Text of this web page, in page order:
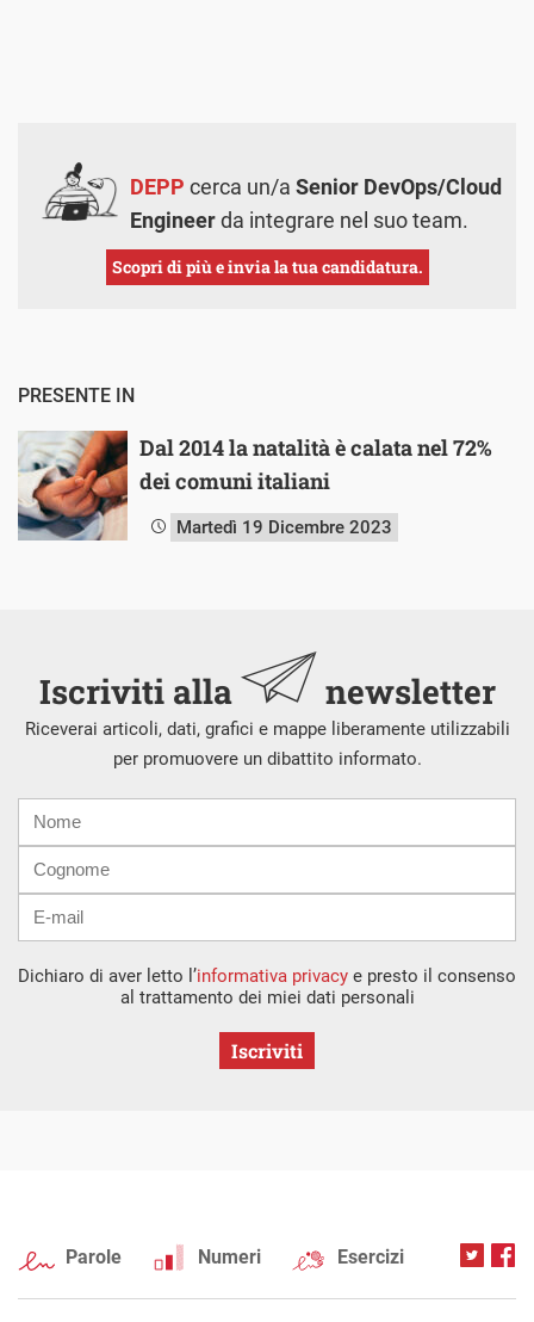
DEPP cerca un/a Senior DevOps/Cloud
Engineerda integrare nel suo team.
Scopri di più e invia la tua candidatura.
PRESENTE IN
Dal 2014 la natalità è calata nel 72%
dei comuni italiani
Martedì 19 Dicembre 2023
Iscriviti alla newsletter
Riceverai articoli, dati, grafici e mappe liberamente utilizzabili
per promuovere un dibattito informato.
mail
Dichiaro di aver letto l’informativa privacy e presto il consenso
al trattamento dei miei dati personali
Iscriviti
Parole Numeri Esercizi